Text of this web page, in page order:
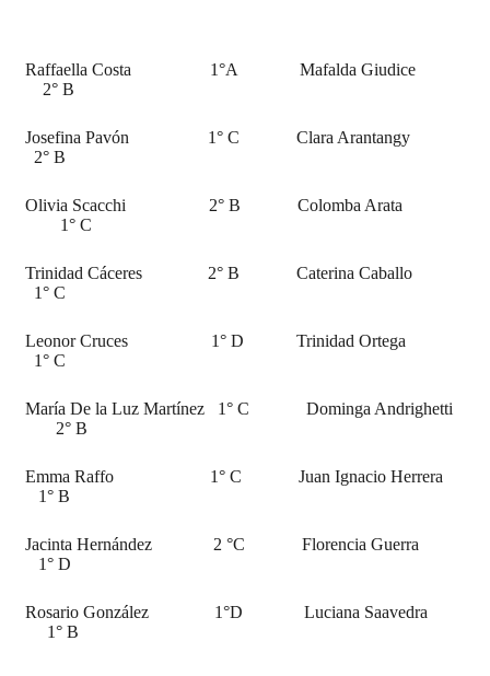
Raffaella Costa 1°A Mafalda Giudice
2° B
Josefina Pavón 1° C Clara Arantangy
2° B
Olivia Scacchi 2° B Colomba Arata
1° C
Trinidad Cáceres 2° B Caterina Caballo
1° C
Leonor Cruces 1° D Trinidad Ortega
1° C
María De la Luz Martínez 1° C Dominga Andrighetti
2° B
Emma Raffo 1° C Juan Ignacio Herrera
1° B
Jacinta Hernández 2 °C Florencia Guerra
1° D
Rosario González 1°D Luciana Saavedra
1° B